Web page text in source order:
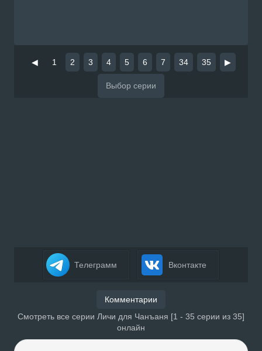
◀ 1 2 3 4 5 6 7 34 35 ▶
Телеграмм Вконтакте
Комментарии
Смотреть все серии Личи для Чанъаня [1 - 35 серии из 35]
онлайн